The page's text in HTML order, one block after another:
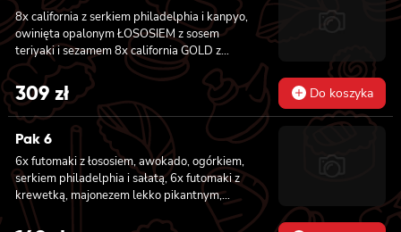
8x california z serkiem philadelphia i kanpyo,
owinięta opalonym ŁOSOSIEM z sosem
teriyaki i sezamem 8x california GOLD z
krewetką w tempurze, ogórkiem i
majonezem lekko pikantnym, sosem teriyaki i
sezamem owinięta WĘGORZEM 8x california
GOLD z krewetką w tempurze, ogórkiem i
majonezem lekko pikantnym owinięta
TUŃCZYKIEM 8x california GOLD z krewetką
w tempurze, ogórkiem i majonezem lekko
pikantnym, sezamem owinięta KREWETKĄ
8x california GOLD z krewetką w tempurze,
ogórkiem i majonezem lekko pikantnym,
309 zł Do koszyka
Pak 6
6x futomaki z łososiem, awokado, ogórkiem,
serkiem philadelphia i sałatą, 6x futomaki z
krewetką, majonezem lekko pikantnym,
ogórkiem i sałatą, 6x futomaki z tatarem z